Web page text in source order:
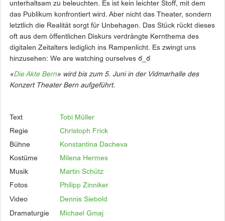
unterhaltsam zu beleuchten. Es ist kein leichter Stoff, mit dem
das Publikum konfrontiert wird. Aber nicht das Theater, sondern
letztlich die Realität sorgt für Unbehagen. Das Stück rückt dieses
oft aus dem öffentlichen Diskurs verdrängte Kernthema des
digitalen Zeitalters lediglich ins Rampenlicht. Es zwingt uns
hinzusehen: We are watching ourselves ఠ_ఠ
«Die Akte Bern» wird bis zum 5. Juni in der Vidmarhalle des
Konzert Theater Bern aufgeführt.
Text Tobi Müller
Regie Christoph Frick
Bühne Konstantina Dacheva
Kostüme Milena Hermes
Musik Martin Schütz
Fotos Philipp Zinniker
Video Dennis Siebold
Dramaturgie Michael Gmaj